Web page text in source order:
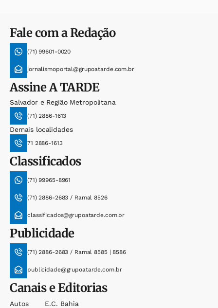
Fale com a Redação
(71) 99601-0020
jornalismoportal@grupoatarde.com.br
AssineA TARDE
Salvador e Região Metropolitana
(71) 2886-1613
Demais localidades
71 2886-1613
Classificados
(71) 99965-8961
(71) 2886-2683 / Ramal 8526
classificados@grupoatarde.com.br
Publicidade
(71) 2886-2683 / Ramal 8585 | 8586
publicidade@grupoatarde.com.br
Canais e Editorias
Autos
E.c. Bahia